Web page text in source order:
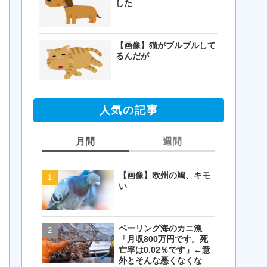
した
【画像】猫がブルブルして
るんだが
人気の記事
月間
【画像】欧州の鳩、キモ
い
ベーリング海のカニ漁
「月収800万円です。死
亡率は0.02％です」←意
外とそんな悪くなくな
週間
【閲覧注意・画像】毛を
【画像】欧州の鳩、キモ
い